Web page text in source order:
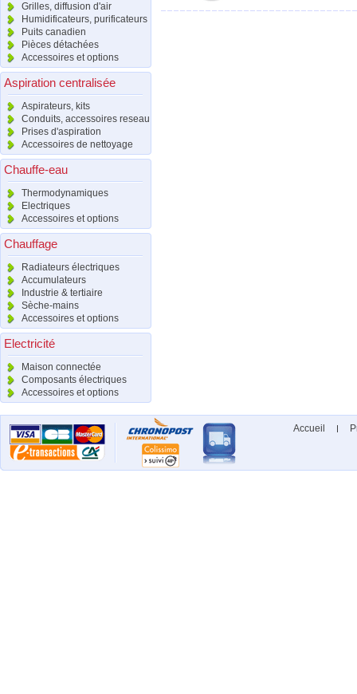
Grilles, diffusion d'air
Humidificateurs, purificateurs
Puits canadien
Pièces détachées
Accessoires et options
Aspiration centralisée
Aspirateurs, kits
Conduits, accessoires reseau
Prises d'aspiration
Accessoires de nettoyage
Chauffe-eau
Thermodynamiques
Electriques
Accessoires et options
Chauffage
Radiateurs électriques
Accumulateurs
Industrie & tertiaire
Sèche-mains
Accessoires et options
Electricité
Maison connectée
Composants électriques
Accessoires et options
Accueil